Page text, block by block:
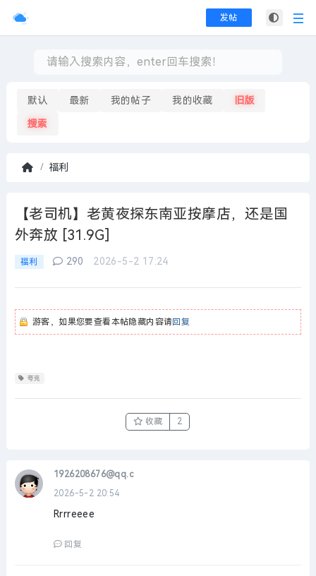
发帖
默认 最新 我的帖子 我的收藏 旧版
搜索
页
福利
【老司机】老黄夜探东南亚按摩店，还是国
外奔放 [31.9G]
福利 290 2026-5-2 17:24
游客，如果您要查看本帖隐藏内容请回复
夸克
收藏 2
1926208676@qq.c
2026-5-2 20:54
Rrrreeee
回复